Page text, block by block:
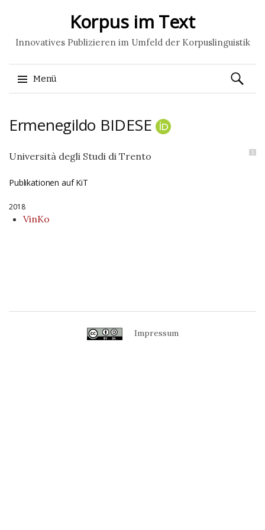
Korpus im Text
Innovatives Publizieren im Umfeld der Korpuslinguistik
Menü
zum
Suchen
nach:
Ermenegildo BIDESE
1
Università degli Studi di Trento
Publikationen auf KiT
2018
VinKo
Impressum